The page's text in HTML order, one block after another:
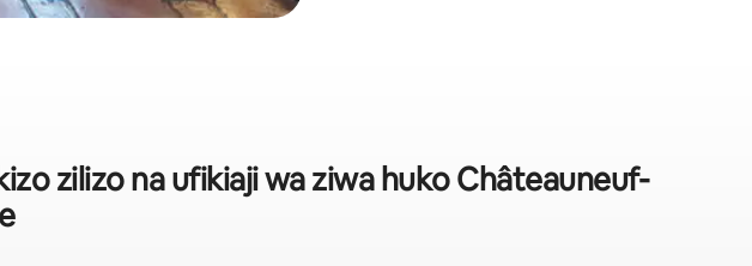
zilizo na ufikiaji wa ziwa huko Châteauneuf-